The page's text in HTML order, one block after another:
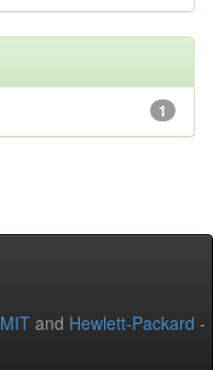
1
MIT and Hewlett-Packard -